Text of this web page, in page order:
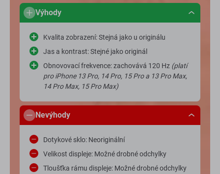
Výhody
Kvalita zobrazení: Stejná jako u originálu
Jas a kontrast: Stejné jako originál
Obnovovací frekvence: zachovává 120 Hz (platí
pro iPhone 13 Pro, 14 Pro, 15 Pro a 13 Pro Max,
14 Pro Max, 15 Pro Max)
Nevýhody
Dotykové sklo: Neoriginální
Velikost displeje: Možné drobné odchylky
Tloušťka rámu displeje: Možné drobné odchylky